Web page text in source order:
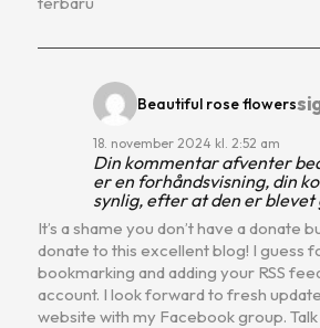
Beautiful rose flowers
18. november 2024 kl. 2:52 am
Din kommentar afventer
er en forhåndsvisning, din
synlig, efter at den er blevet
It’s a shame you don’t have a donate
donate to this excellent blog! I guess
bookmarking and adding your RSS
account. I look forward to fresh
website with my Facebook group. Talk